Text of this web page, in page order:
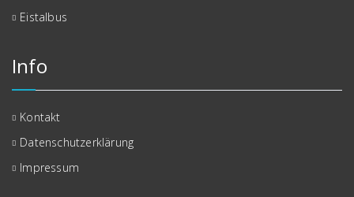
Eistalbus
Info
Kontakt
Datenschutzerklärung
Impressum